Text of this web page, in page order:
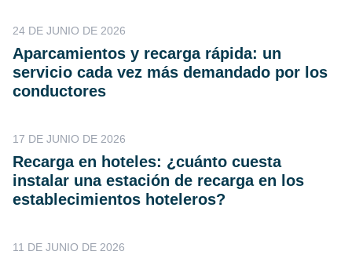
24 DE JUNIO DE 2026
Aparcamientos y recarga rápida: un
servicio cada vez más demandado por los
conductores
17 DE JUNIO DE 2026
Recarga en hoteles: ¿cuánto cuesta
instalar una estación de recarga en los
establecimientos hoteleros?
11 DE JUNIO DE 2026